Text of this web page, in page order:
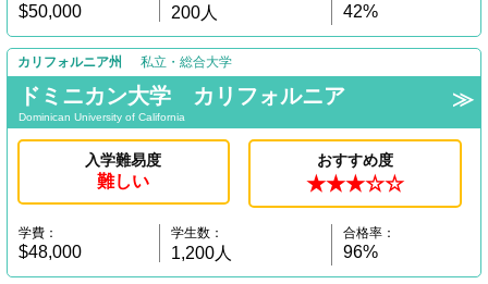
$50,000 200人 42%
カリフォルニア州 私立・総合大学
ドミニカン大学 カリフォルニア
Dominican University of California
入学難易度
難しい
おすすめ度
★★★☆☆
学費：
$48,000
学生数：
1,200人
合格率：
96%